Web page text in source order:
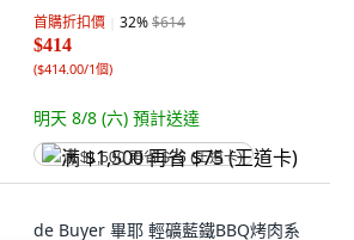
首購折扣價 32%$614
$414
($414.00/1個)
明天 8/8 (六) 預計送達
满 $1,500 再省 $75 (王道卡)
de Buyer 畢耶 輕礦藍鐵BBQ烤肉系